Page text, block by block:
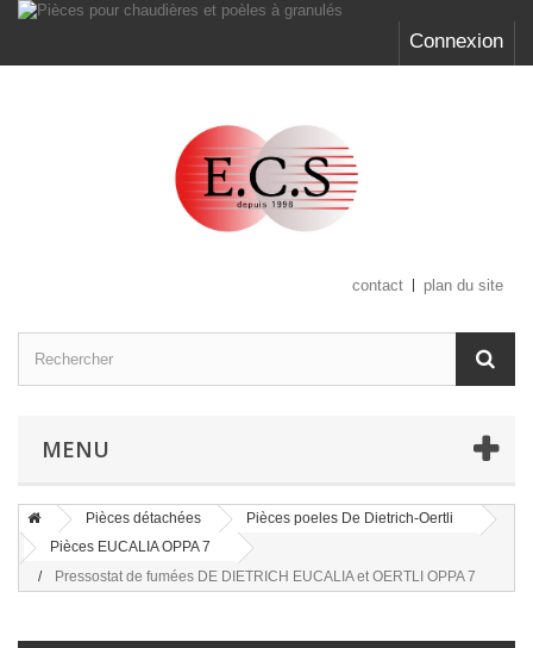
Connexion
contact plan du site
MENU
Pièces détachées
Pièces poeles De Dietrich-Oertli
Pièces EUCALIA OPPA 7
Pressostat de fumées DE DIETRICH EUCALIA et OERTLI OPPA 7